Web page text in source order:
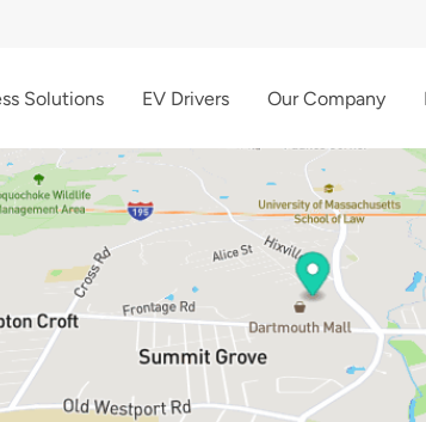
Solutions EV Drivers Our Company